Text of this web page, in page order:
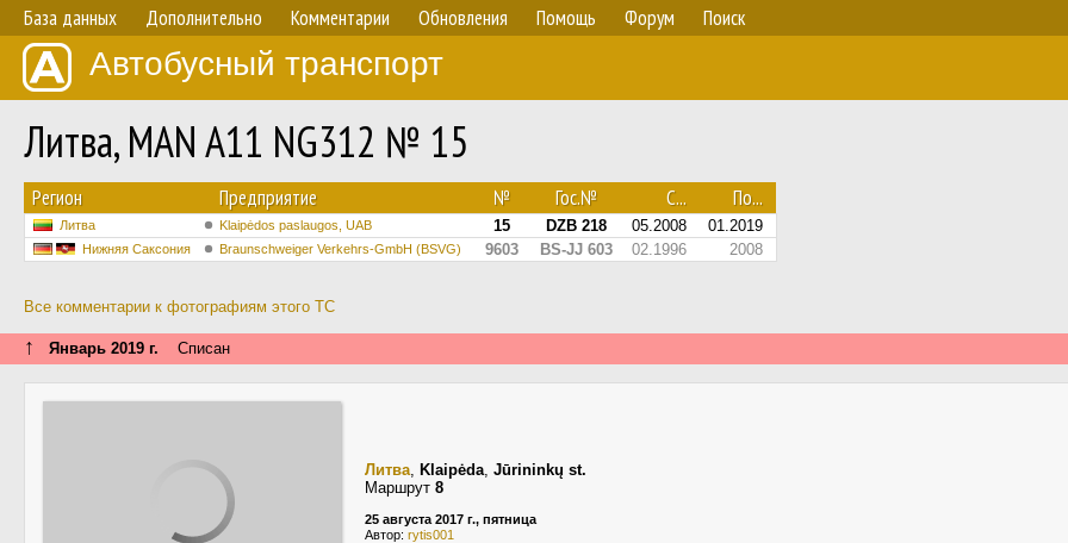
База данных Дополнительно Комментарии Обновления Помощь Форум Поиск
Автобусный транспорт
Литва, MAN A11 NG312 № 15
Регион Предприятие № Гос.№ С... По...
Литва Klaipėdos paslaugos, UAB 15 DZB 218 05.2008 01.2019
Нижняя Саксония Braunschweiger Verkehrs-GmbH (BSVG) 9603 BS-JJ 603 02.1996 2008
Все комментарии к фотографиям этого ТС
↑ Январь 2019 г. Списан
Литва, Klaipėda, Jūrininkų st.
Маршрут 8
25 августа 2017 г., пятница
Автор: rytis001